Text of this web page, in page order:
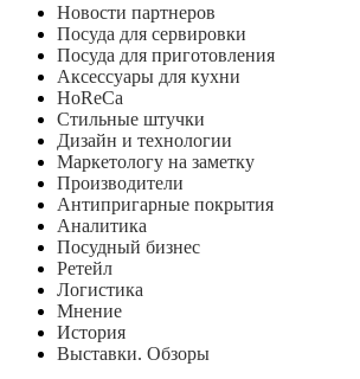
Новости партнеров
Посуда для сервировки
Посуда для приготовления
Аксессуары для кухни
HoReCa
Стильные штучки
Дизайн и технологии
Маркетологу на заметку
Производители
Антипригарные покрытия
Аналитика
Посудный бизнес
Ретейл
Логистика
Мнение
История
Выставки. Обзоры